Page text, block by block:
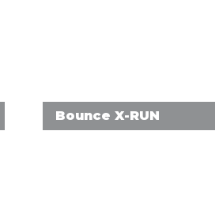
Bounce X-RUN